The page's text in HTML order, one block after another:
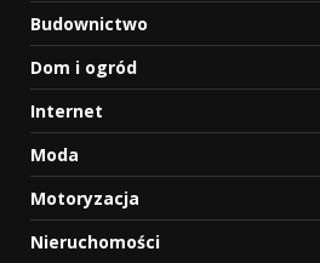
Budownictwo
Dom i ogród
Internet
Moda
Motoryzacja
Nieruchomości